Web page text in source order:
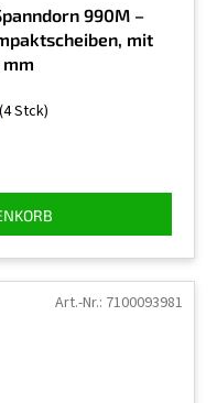
990M –
mit
(4 Stck)
Art.-Nr.: 7100093981